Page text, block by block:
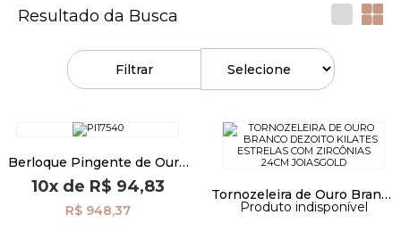
Resultado da Busca
Filtrar
Berloque Pingente de Ouro
18k Menino Boné pi17540
10xde R$ 94,83
R$ 948,37
Tornozeleira de Ouro Branco
18k Estrelas com Zircônias
Produto indisponível
Pulseiras